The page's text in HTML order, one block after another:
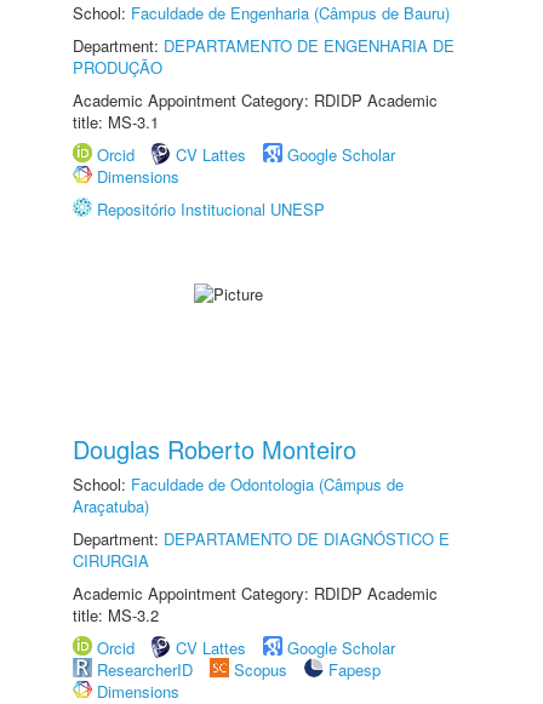
School: Faculdade de Engenharia (Câmpus de Bauru)
Department: DEPARTAMENTO DE ENGENHARIA DE
PRODUÇÃO
Academic Appointment Category: RDIDP Academic
title: MS-3.1
Orcid
CV Lattes
Google Scholar
Dimensions
Repositório Institucional UNESP
Douglas Roberto Monteiro
School: Faculdade de Odontologia (Câmpus de
Araçatuba)
Department: DEPARTAMENTO DE DIAGNÓSTICO E
CIRURGIA
Academic Appointment Category: RDIDP Academic
title: MS-3.2
Orcid
CV Lattes
Google Scholar
ResearcherID
Scopus
Fapesp
Dimensions